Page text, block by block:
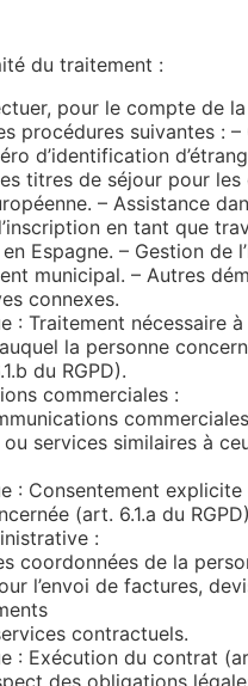
du traitement :
pour le compte de
procédures suivantes :
d’identification
titres de séjour pour les
– Assistance
en tant que
Espagne. – Gestion de
municipal. – Autres
connexes.
: Traitement nécessaire à
la personne
du RGPD).
commerciales :
services similaires à
: Consentement explicite
(art. 6.1.a du
:
coordonnées de la
l’envoi de factures,
contractuels.
: Exécution du contrat